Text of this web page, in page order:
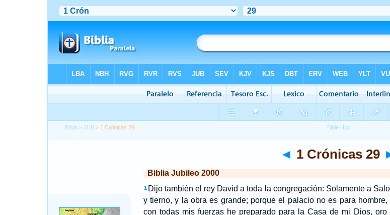
Biblia >JUB > 1 Crónicas 29
◄ 1 Crónicas 29
Biblia Jubileo 2000
1 Dijo también el rey David a toda la congregación: Solamente a
y tierno, y la obra es grande; porque el palacio no es para
con todas mis fuerzas he preparado para la Casa de mi Dios,